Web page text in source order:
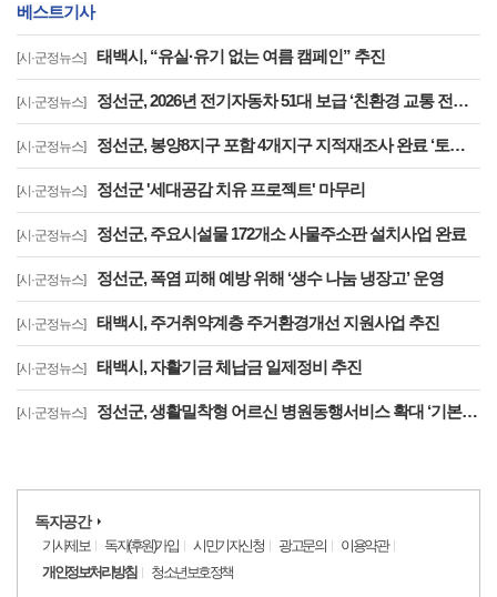
베스트기사
[시·군정뉴스] 태백시, “유실·유기 없는 여름 캠페인” 추진
[시·군정뉴스] 정선군, 2026년 전기자동차 51대 보급 ‘친환경 교통 전환 지원 확대’
[시·군정뉴스] 정선군, 봉양8지구 포함 4개지구 지적재조사 완료 ‘토지 경계 바로잡고 주민 불편 해소’
[시·군정뉴스] 정선군 '세대공감 치유 프로젝트' 마무리
[시·군정뉴스] 정선군, 주요시설물 172개소 사물주소판 설치사업 완료
[시·군정뉴스] 정선군, 폭염 피해 예방 위해 ‘생수 나눔 냉장고’ 운영
[시·군정뉴스] 태백시, 주거취약계층 주거환경개선 지원사업 추진
[시·군정뉴스] 태백시, 자활기금 체납금 일제정비 추진
[시·군정뉴스] 정선군, 생활밀착형 어르신 병원동행서비스 확대 ‘기본사회 복지 강화’
독자공간
기사제보 독자(후원)가입 시민기자신청 광고문의
이용약관
개인정보처리방침
청소년보호정책